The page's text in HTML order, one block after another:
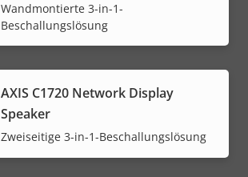
Wandmontierte 3-in-1-
Beschallungslösung
AXIS C1720 Network Display
Speaker
Zweiseitige 3-in-1-Beschallungslösung